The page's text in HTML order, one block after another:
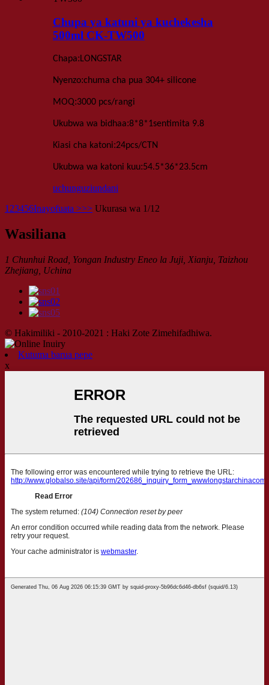
Chupa ya katuni ya kuchekesha
500ml CK-TW500
Chapa:LONGSTAR
Nyenzo:chuma cha pua 304+ silicone
MOQ:3000 pcs/rangi
Ukubwa wa bidhaa:8*8*1sentimita 9.8
Kiasi cha katoni:24pcs/CTN
Ukubwa wa katoni kuu:54.5*36*23.5cm
uchunguziundani
1 23456Inayofuata >>> Ukurasa wa 1/12
Wasiliana
1 Chunhui Road, Yongan Industry Eneo la Juji, Xianju, Taizhou
Zhejiang, Uchina
© Hakimiliki - 2010-2021 : Haki Zote Zimehifadhiwa.
Kutuma barua pepe
x